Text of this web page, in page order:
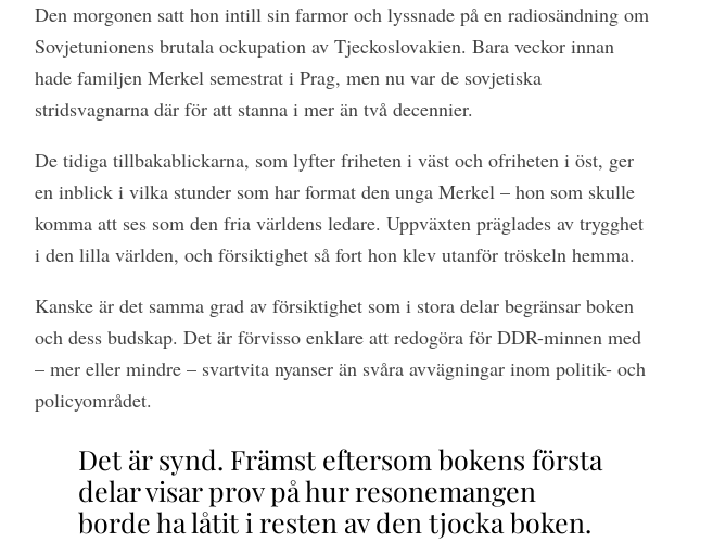
Den morgonen satt hon intill sin farmor och lyssnade på en radiosändning om
Sovjetunionens brutala ockupation av Tjeckoslovakien. Bara veckor innan
hade familjen Merkel semestrat i Prag, men nu var de sovjetiska
stridsvagnarna där för att stanna i mer än två decennier.
De tidiga tillbakablickarna, som lyfter friheten i väst och ofriheten i öst, ger
en inblick i vilka stunder som har format den unga Merkel – hon som skulle
komma att ses som den fria världens ledare. Uppväxten präglades av trygghet
i den lilla världen, och försiktighet så fort hon klev utanför tröskeln hemma.
Kanske är det samma grad av försiktighet som i stora delar begränsar boken
och dess budskap. Det är förvisso enklare att redogöra för DDR-minnen med
– mer eller mindre – svartvita nyanser än svåra avvägningar inom politik- och
policyområdet.
Det är synd. Främst eftersom bokens första
delar visar prov på hur resonemangen
borde ha låtit i resten av den tjocka boken.